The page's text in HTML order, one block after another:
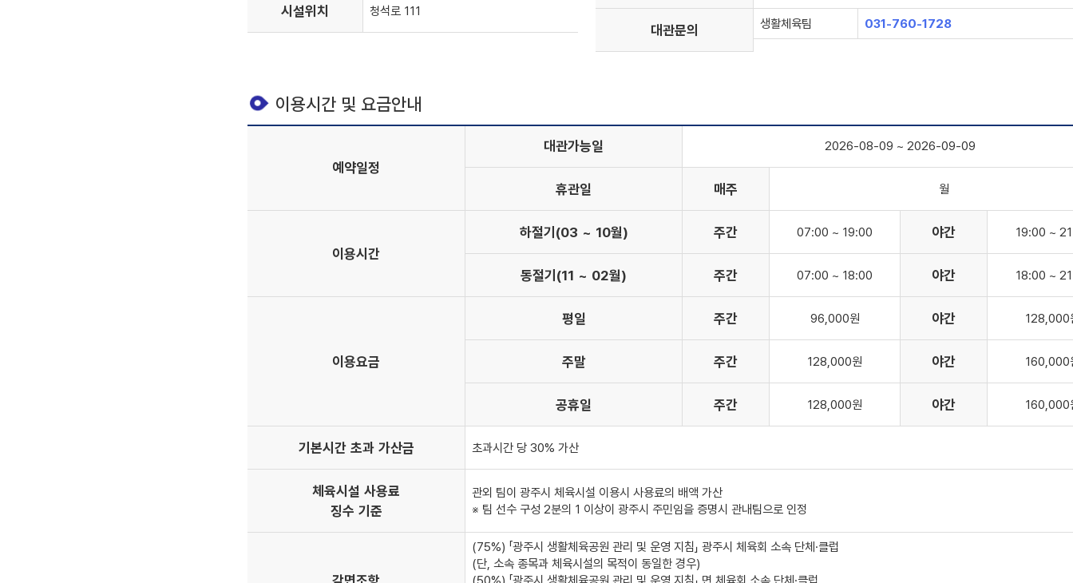
시설위치 청석로 111
대관문의 생활체육팀 031-760-1728
이용시간 및 요금안내
예약일정
대관가능일 2026-08-09 ~ 2026-09-09
휴관일 매주 월
이용시간
하절기(03 ~ 10월) 주간 07:00 ~ 19:00 야간 19:00 ~
동절기(11 ~ 02월) 주간 07:00 ~ 18:00 야간 18:00 ~
이용요금
평일 주간 96,000원 야간 128,000
주말 주간 128,000원 야간 160,000
공휴일 주간 128,000원 야간 160,000
기본시간 초과 가산금 초과시간 당 30% 가산
체육시설 사용료
징수 기준
관외 팀이 광주시 체육시설 이용시 사용료의 배액 가산
※ 팀 선수 구성 2분의 1 이상이 광주시 주민임을 증명시 관내팀으로 인정
(75%) 「광주시 생활체육공원 관리 및 운영 지침」 광주시 체육회 소속 단체·클럽
(단, 소속 종목과 체육시설의 목적이 동일한 경우)
(50%) 「광주시 생활체육공원 관리 및 운영 지침」 면 체육회 소속 단체·클럽